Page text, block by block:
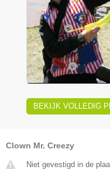
BEKIJK VOLLEDIG
Clown Mr. Creezy
Niet gevestigd in de